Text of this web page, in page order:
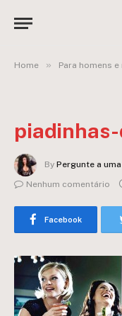
Home » Para homens
By Pergunte a
Nenhum comentário
Facebook